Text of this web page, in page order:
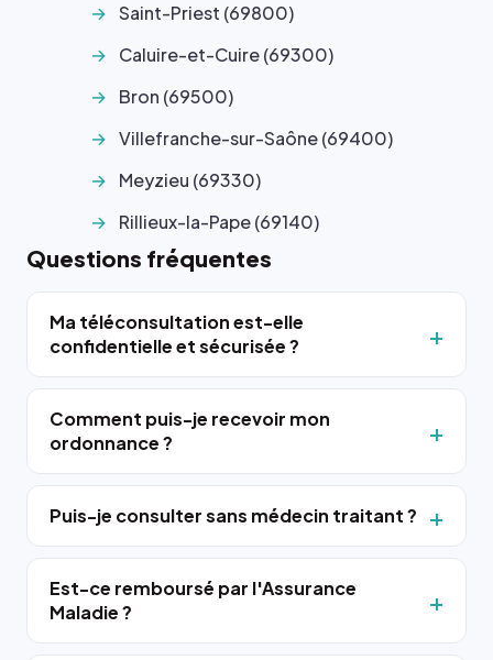
Saint-Priest (69800)
Caluire-et-Cuire (69300)
Bron (69500)
Villefranche-sur-Saône (69400)
Meyzieu (69330)
Rillieux-la-Pape (69140)
Questions fréquentes
Ma téléconsultation est-elle
confidentielle et sécurisée ?
Comment puis-je recevoir mon
ordonnance ?
Puis-je consulter sans médecin traitant ?
Est-ce remboursé par l'Assurance
Maladie ?